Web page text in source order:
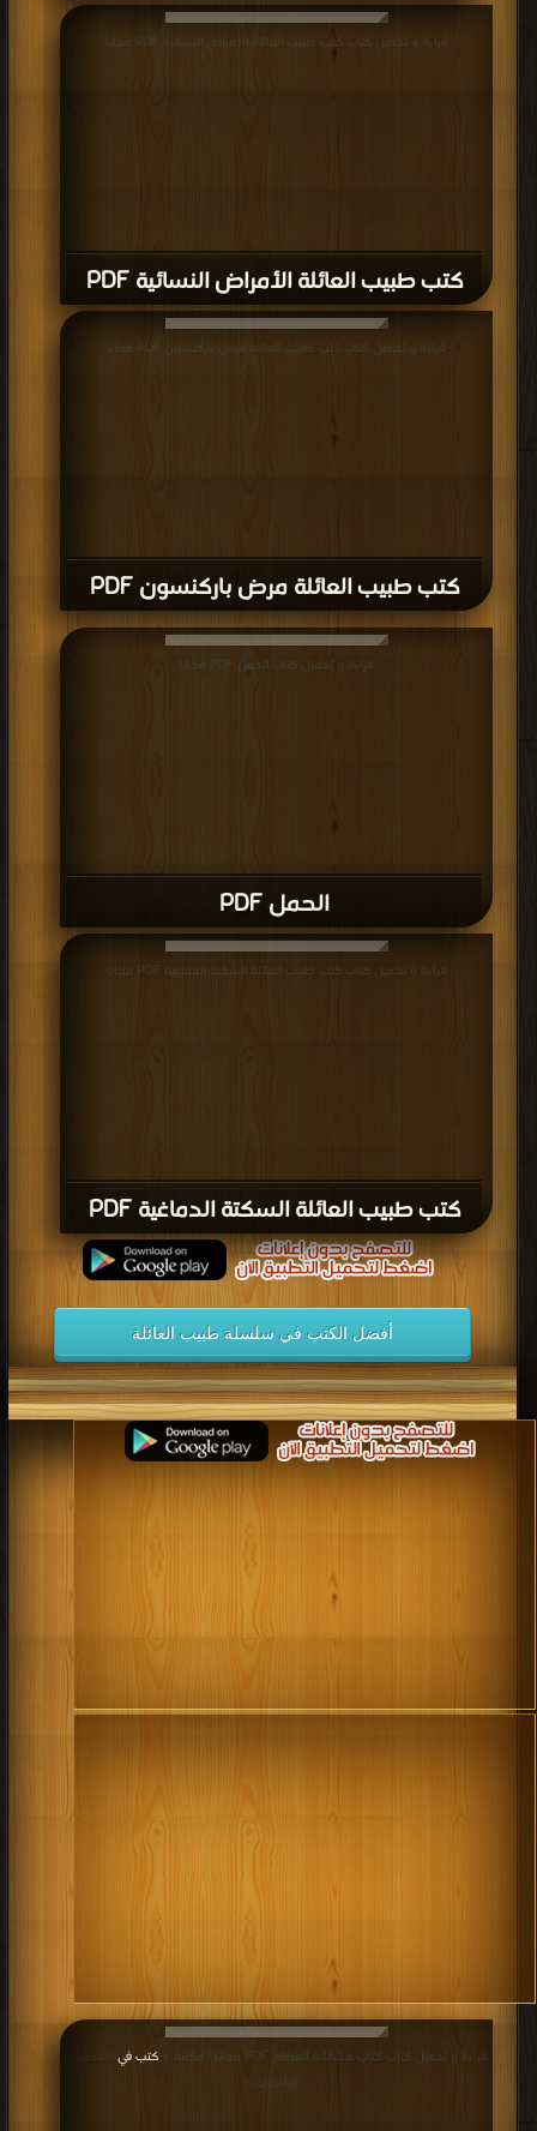
كتب طبيب العائلة الأمراض النسائية PDF
قراءة و تحميل كتاب كتب طبيب العائلة الأمراض النسائية PDF مجانا
كتب طبيب العائلة مرض باركنسون PDF
قراءة و تحميل كتاب كتب طبيب العائلة مرض باركنسون PDF مجانا
الحمل PDF
قراءة و تحميل كتاب الحمل PDF مجانا
كتب طبيب العائلة السكتة الدماغية PDF
قراءة و تحميل كتاب كتب طبيب العائلة السكتة الدماغية PDF مجانا
أفضل الكتب في سلسلة طبيب العائلة
قراءة و تحميل كتاب كتاب هشاشة العظام PDF مجانا | مكتبة > كتب في
| التحميل :
مرة/مرات